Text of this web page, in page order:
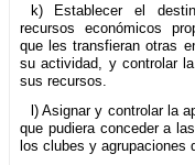
k) Establecer el
recursos económicos
que les transfieran otras
su actividad, y controlar
sus recursos.
l) Asignar y controlar la
que pudiera conceder a
los clubes y agrupaciones